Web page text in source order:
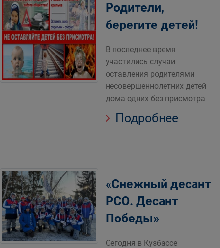
Родители,
берегите детей!
В последнее время
участились случаи
оставления родителями
несовершеннолетних детей
дома одних без присмотра
Подробнее
«Снежный десант
РСО. Десант
Победы»
Сегодня в Кузбассе